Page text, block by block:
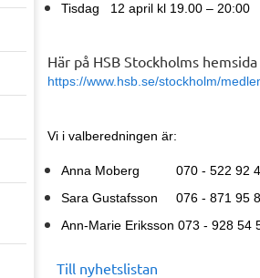
Tisdag 12 april kl 19.00 – 20:00
Här på HSB Stockholms
https://www.hsb.se/stockholm/
Vi i valberedningen är:
Anna Moberg 070 - 522 92 4
Sara Gustafsson 076 - 871 95
Ann-Marie Eriksson 073 - 928 54
Till nyhetslistan